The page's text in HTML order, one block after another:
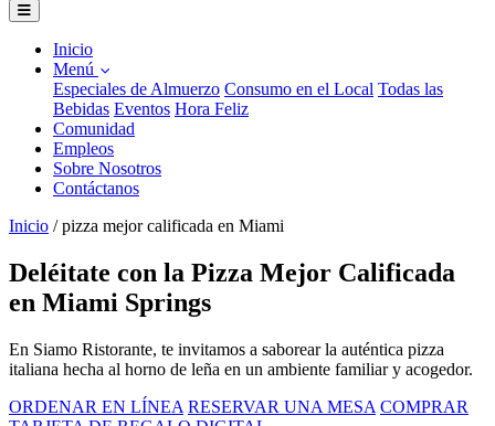
Inicio
Menú
Especiales de Almuerzo Consumo en el Local Todas las
Bebidas Eventos Hora Feliz
Comunidad
Empleos
Sobre Nosotros
Contáctanos
Inicio / pizza mejor calificada en Miami
Deléitate con la Pizza Mejor Calificada
en Miami Springs
En Siamo Ristorante, te invitamos a saborear la auténtica pizza
italiana hecha al horno de leña en un ambiente familiar y acogedor.
ORDENAR EN LÍNEA RESERVAR UNA MESA COMPRAR